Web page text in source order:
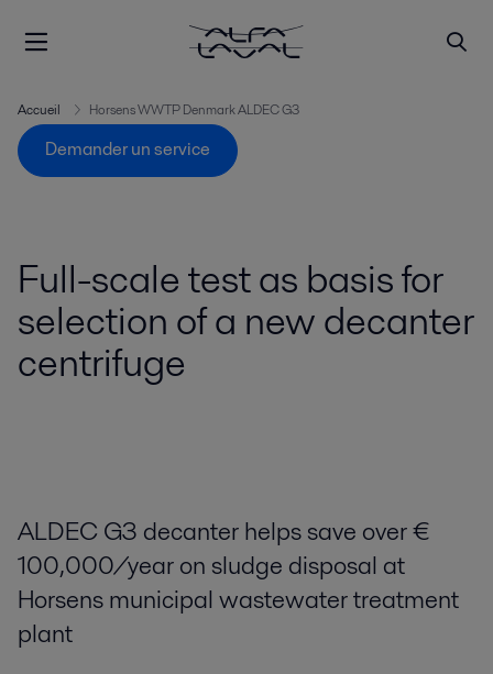
Accueil Horsens WWTP Denmark ALDEC G3
Demander un service
Full-scale test as basis for
selection of a new decanter
centrifuge
ALDEC G3 decanter helps save over €
100,000/year on sludge disposal at
Horsens municipal wastewater treatment
plant